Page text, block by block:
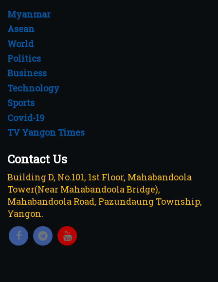
Myanmar
Asean
World
Politics
Business
Technology
Sports
Covid-19
TV Yangon Times
Contact Us
Building D, No.101, 1st Floor, Mahabandoola
Tower(Near Mahabandoola Bridge),
Mahabandoola Road, Pazundaung Township,
Yangon.